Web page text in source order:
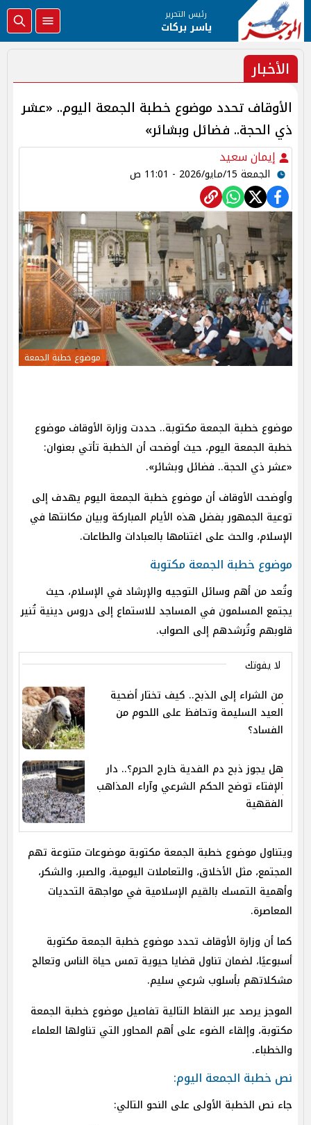
رئيس التحرير
ياسر بركات
الأخبار
الأوقاف تحدد موضوع خطبة الجمعة اليوم.. «عشر
ذي الحجة.. فضائل وبشائر»
إيمان سعيد
الجمعة 15/مايو/2026 - 11:01 ص
موضوع خطبة الجمعة
موضوع خطبة الجمعة مكتوبة.. حددت وزارة الأوقاف موضوع
خطبة الجمعة اليوم، حيث أوضحت أن الخطبة تأتي بعنوان:
«عشر ذي الحجة.. فضائل وبشائر».
وأوضحت الأوقاف أن موضوع خطبة الجمعة اليوم يهدف إلى
توعية الجمهور بفضل هذه الأيام المباركة وبيان مكانتها في
الإسلام، والحث على اغتنامها بالعبادات والطاعات.
موضوع خطبة الجمعة مكتوبة
وتُعد من أهم وسائل التوجيه والإرشاد في الإسلام، حيث
يجتمع المسلمون في المساجد للاستماع إلى دروس دينية تُنير
قلوبهم وتُرشدهم إلى الصواب.
لا يفوتك
من الشراء إلى الذبح.. كيف تختار أضحية
العيد السليمة وتحافظ على اللحوم من
الفساد؟
هل يجوز ذبح دم الفدية خارج الحرم؟.. دار
الإفتاء توضح الحكم الشرعي وآراء المذاهب
الفقهية
ويتناول موضوع خطبة الجمعة مكتوبة موضوعات متنوعة تهم
المجتمع، مثل الأخلاق، والتعاملات اليومية، والصبر، والشكر،
وأهمية التمسك بالقيم الإسلامية في مواجهة التحديات
المعاصرة.
كما أن وزارة الأوقاف تحدد موضوع خطبة الجمعة مكتوبة
أسبوعيًا، لضمان تناول قضايا حيوية تمس حياة الناس وتعالج
مشكلاتهم بأسلوب شرعي سليم.
الموجز يرصد عبر النقاط التالية تفاصيل موضوع خطبة الجمعة
مكتوبة، وإلقاء الضوء على أهم المحاور التي تناولها العلماء
والخطباء.
نص خطبة الجمعة اليوم:
جاء نص الخطبة الأولى على النحو التالي: